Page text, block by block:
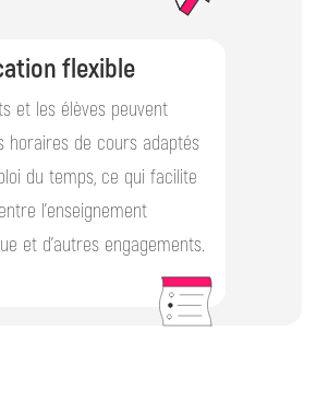
et les élèves peuvent
horaires de cours adaptés
du temps, ce qui facilite
l'enseignement
et d'autres engagements.
flexible